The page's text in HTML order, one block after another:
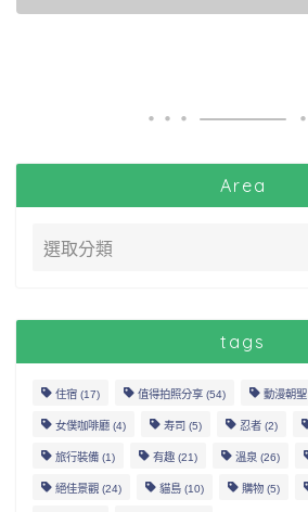
Area
tags
住宿 (17) 值得拍照分享 (54) 動漫朝聖
女僕咖啡廳 (4) 寿司 (5) 忍者 (2)
旅行裝備 (1) 有趣 (21) 溫泉 (26)
絕佳景觀 (24) 貓島 (10) 購物 (5)